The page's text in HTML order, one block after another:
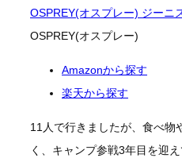
OSPREY(オスプレー) ジーニ
OSPREY(オスプレー)
Amazonから探す
楽天から探す
11人で行きましたが、食べ物
く、キャンプ参戦3年目を迎